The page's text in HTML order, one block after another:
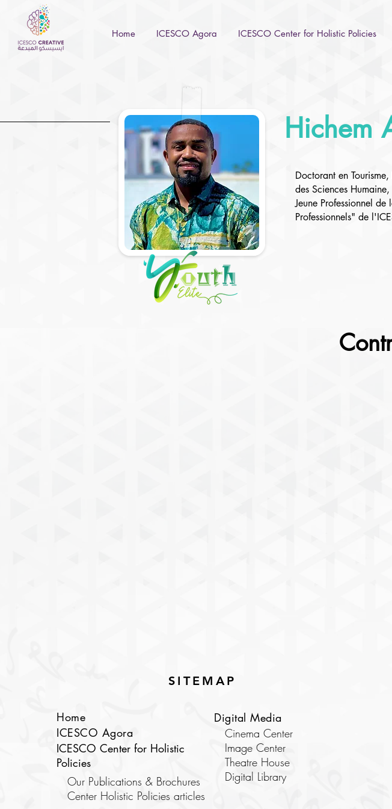
Home ICESCO Agora ICESCO Center for Holistic Policies
Hichem
Doctorant en
des Sciences
Jeune Professionnel
Professionnels" de
SITEMAP
Home
ICESCO Agora
ICESCO Center for Holistic
Policies
Our Publications & Brochures
Center Holistic Policies articles
Digital Media
Cinema Center
Image Center
Theatre House
​Digital Library